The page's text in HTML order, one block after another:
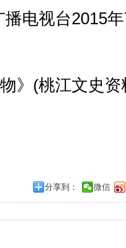
电视台2015
(桃江文史资
分享到： 微信